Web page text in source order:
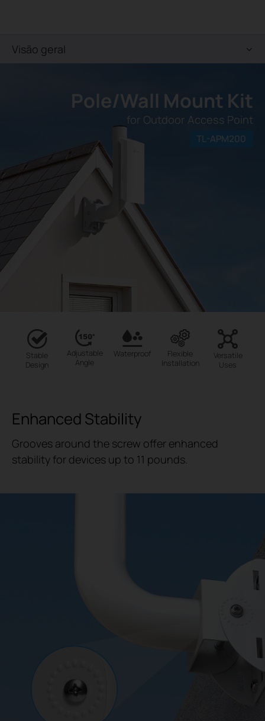
Visão geral
Pole/Wall Mount Kit
for Outdoor Access Point
TL-APM200
Stable
Design
Adjustable
Angle
Waterproof
Flexible
Installation
Versatile
Uses
Enhanced Stability
Grooves around the screw offer enhanced
stability for devices up to 11 pounds.